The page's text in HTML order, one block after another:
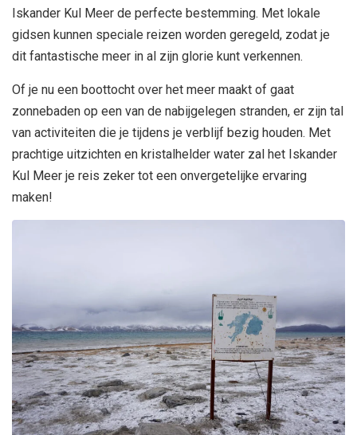
Iskander Kul Meer de perfecte bestemming. Met lokale
gidsen kunnen speciale reizen worden geregeld, zodat je
dit fantastische meer in al zijn glorie kunt verkennen.
Of je nu een boottocht over het meer maakt of gaat
zonnebaden op een van de nabijgelegen stranden, er zijn tal
van activiteiten die je tijdens je verblijf bezig houden. Met
prachtige uitzichten en kristalhelder water zal het Iskander
Kul Meer je reis zeker tot een onvergetelijke ervaring
maken!